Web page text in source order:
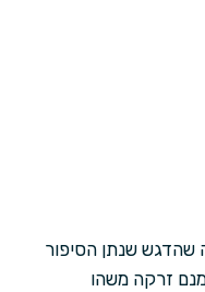
שהדגש שנתן הסיפור
זרקה משהו